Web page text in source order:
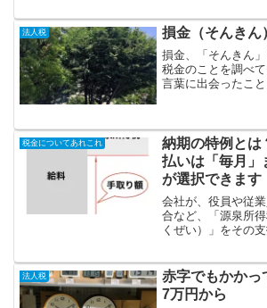
民健康保険料、国
保険料・国民年金保
法人税 損金（そんきん
損金、「そんきん
税金のことを調べ
言葉に出会ったこ
用」を「損金」と
税金についてあれこれ
納期の特例とは
払いは「毎月」
が選択できます
会社が、役員や従
合など、「源泉所
くぜい）」をその
する必要がありま
ミングですが、原
法人税
赤字でもかかっ
7万円から